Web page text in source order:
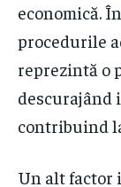
economică.
procedurile
reprezintă o
contribuind
Un alt factor